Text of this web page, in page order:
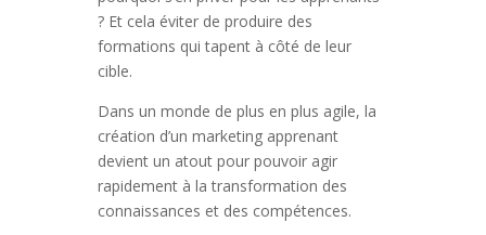
? Et cela éviter de produire des
formations qui tapent à côté de leur
cible.
Dans un monde de plus en plus agile, la
création d’un marketing apprenant
devient un atout pour pouvoir agir
rapidement à la transformation des
connaissances et des compétences.